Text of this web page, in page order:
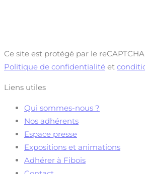
Ce site est protégé par le
Politique de confidentialité et
Liens utiles
Qui sommes-nous ?
Nos adhérents
Espace presse
Expositions et animations
Adhérer à Fibois